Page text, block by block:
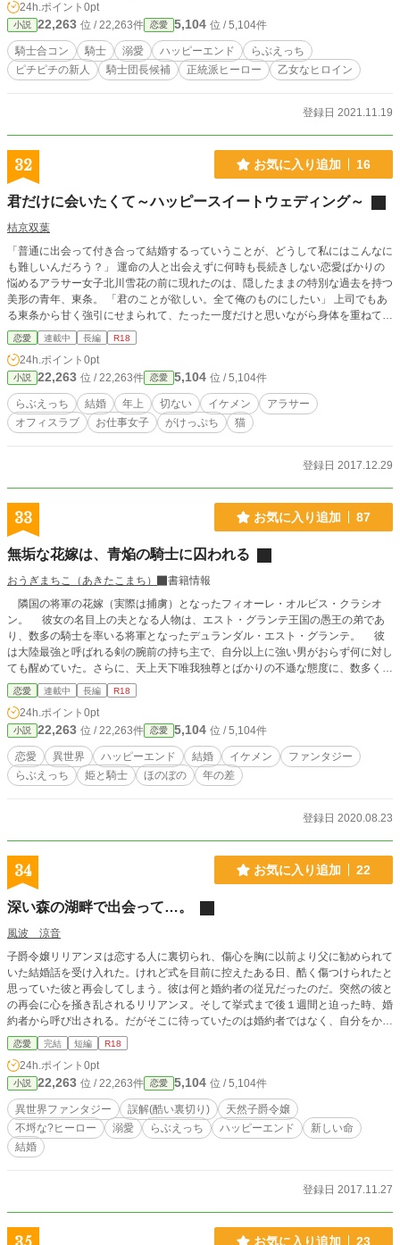
事態がない限り、完結まで毎日投稿です。
24h.ポイント 0pt
小説 22,263 位 / 22,263件 恋愛 5,104 位 / 5,104件
騎士合コン 騎士 溺愛 ハッピーエンド
らぶえっち
ピチピチの新人
騎士団長候補 正統派ヒーロー 乙女なヒロイン
登録日 2021.11.19
32 お気に入り追加 16
君だけに会いたくて～ハッピースイートウェディング～
桔京双葉
「普通に出会って付き合って結婚するっていうことが、どうして私にはこんなに
も難しいんだろう？」 運命の人と出会えずに何時も長続きしない恋愛ばかりの
悩めるアラサー女子北川雪花の前に現れたのは、隠したままの特別な過去を持つ
美形の青年、東条。 「君のことが欲しい。全て俺のものにしたい」 上司でもあ
る東条から甘く強引にせまられて、たった一度だけと思いながら身体を重ねてし
まうけれど、次第に彼に惹かれながらも雪花は素直になれなくて……。
恋愛 連載中 長編 R18
24h.ポイント 0pt
小説 22,263 位 / 22,263件 恋愛 5,104 位 / 5,104件
らぶえっち 結婚 年上 切ない イケメン
アラサー
オフィスラブ
お仕事女子 がけっぷち 猫
登録日 2017.12.29
33 お気に入り追加 87
無垢な花嫁は、青焔の騎士に囚われる
おうぎまちこ（あきたこまち）
書籍情報
隣国の将軍の花嫁（実際は捕虜）となったフィオーレ・オルビス・クラシオ
ン。 彼女の名目上の夫となる人物は、エスト・グランテ王国の愚王の弟であ
り、数多の騎士を率いる将軍となったデュランダル・エスト・グランテ。 彼
は大陸最強と呼ばれる剣の腕前の持ち主で、自分以上に強い男がおらず何に対し
ても醒めていた。さらに、天上天下唯我独尊とばかりの不遜な態度に、数多くの
女性との浮名を流すという問題の人物だった。 神に認められた夫婦になるた
めに、皆の前で交わらなければならないという、最悪な婚礼の儀式から始まった
二人だったが、徐々に愛を育んでいく。 これは――政略結婚で得た純真無垢
な幼な妻フィオーレに、何事にも本気になれなかったデュランダルが本気の恋に
落ちてしまい、二人が相思相愛になるまでの物語。 ※R18に※。第1話は一応R
18。完全な処女喪失は少し先。大体全話※。 ※最初2～3話シリアス、中間はほ
のぼの、最後はシリアスからのハッピーエンドになります。 ※ほのぼの部分は
相手役は遊び人設定ですが、性描写は主人公とだけです。 ※新婚旅行編の途
編になりました。 ※章ごと、各前中後編ごとに読んでも、性描写等は楽しめま
す（公開えっち、人に見られちゃう？、野外、素股、クンニ、フェラ等々）
恋愛 連載中 長編 R18
24h.ポイント 0pt
小説 22,263 位 / 22,263件 恋愛 5,104 位 / 5,104件
恋愛 異世界 ハッピーエンド 結婚 イケメン
ファンタジー
らぶえっち
姫と騎士 ほのぼの 年の差
登録日 2020.08.23
34 お気に入り追加 22
深い森の湖畔で出会って…。
風波 涼音
子爵令嬢リリアンヌは恋する人に裏切られ、傷心を胸に以前より父に勧められて
いた結婚話を受け入れた。けれど式を目前に控えたある日、酷く傷つけられたと
思っていた彼と再会してしまう。彼は何と婚約者の従兄だったのだ。突然の彼と
の再会に心を掻き乱されるリリアンヌ。そして挙式まで後１週間と迫った時、婚
約者から呼び出される。だがそこに待っていたのは婚約者ではなく、自分をかつ
て裏切り、酷く傷つけた彼だった。「俺は、必ず戻って来るから、待っていて欲
しいと言った筈だ……」と詰め寄られ、更には「君の、俺への愛情は、たった半
年程度で信頼を失くし、潰える程度のものだったのか!?」と苦しげな表情で告げ
られて……。 ※思う所があり、見直し訂正し500文字程加筆しました。本編の筋
に大きな違いはありません。(12/17)
恋愛 完結 短編 R18
24h.ポイント 0pt
小説 22,263 位 / 22,263件 恋愛 5,104 位 / 5,104件
異世界ファンタジー 誤解(酷い裏切り)
天然子爵令嬢
不埒な?ヒーロー
溺愛 らぶえっち ハッピーエンド
新しい命
結婚
登録日 2017.11.27
お気に入り追加 23